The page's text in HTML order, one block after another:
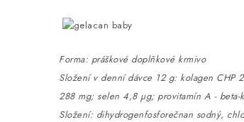
Forma: práškové doplňkové krmivo
Složení v denní dávce 12 g: kolagen
288 mg; selen 4,8 µg; provitamín A -
Složení: dihydrogenfosforečnan sodný,